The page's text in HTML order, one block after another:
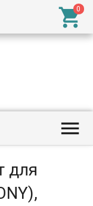


для